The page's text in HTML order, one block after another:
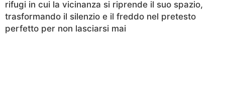
rifugi in cui la vicinanza si riprende il suo spazio,
trasformando il silenzio e il freddo nel pretesto
perfetto per non lasciarsi mai